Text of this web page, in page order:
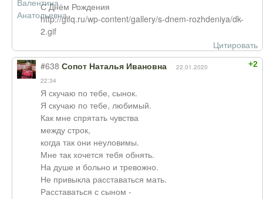
С Днём Рождения
http://gifq.ru/wp-content/gallery/s-dnem-rozhdeniya/dk-
2.gif
Цитировать
+2
#638 Сопот Наталья Ивановна
22.01.2020
22:34
Я скучаю по тебе, сынок.
Я скучаю по тебе, любимый.
Как мне спрятать чувства
между строк,
когда так они неуловимы.
Мне так хочется тебя обнять.
На душе и больно и тревожно.
Не привыкла расставаться мать.
Расставаться с сыном -